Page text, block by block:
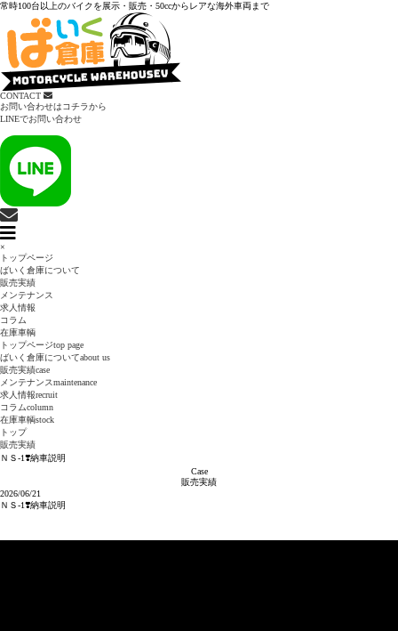
常時100台以上のバイクを展示・販売・50ccからレアな海外車両まで
CONTACT
お問い合わせはコチラから
LINEでお問い合わせ
×
トップページ
ばいく倉庫について
販売実績
メンテナンス
求人情報
コラム
在庫車輌
トップページtop page
ばいく倉庫についてabout us
販売実績case
メンテナンスmaintenance
求人情報recruit
コラムcolumn
在庫車輌stock
トップ
販売実績
ＮＳ-1❣️納車説明
Case
販売実績
2026/06/21
ＮＳ-1❣️納車説明